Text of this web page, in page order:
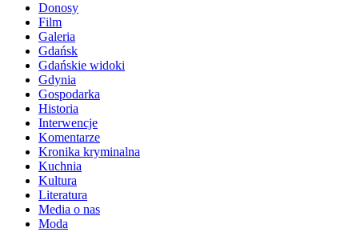
Donosy
Film
Galeria
Gdańsk
Gdańskie widoki
Gdynia
Gospodarka
Historia
Interwencje
Komentarze
Kronika kryminalna
Kuchnia
Kultura
Literatura
Media o nas
Moda